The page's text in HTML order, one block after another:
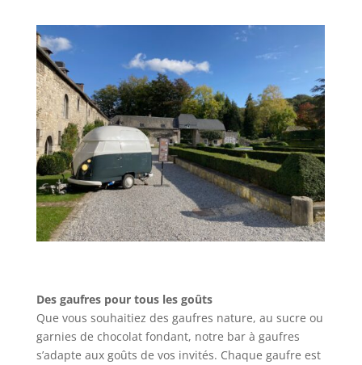
Des gaufres pour tous les goûts
Que vous souhaitiez des gaufres nature, au sucre ou
garnies de chocolat fondant, notre bar à gaufres
s’adapte aux goûts de vos invités. Chaque gaufre est